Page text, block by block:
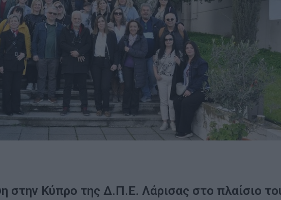
στην Κύπρο της Δ.Π.Ε. Λάρισας στο πλαίσιο